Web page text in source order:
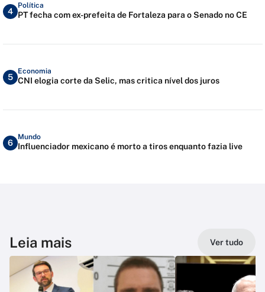
4
Política
PT fecha com ex-prefeita de Fortaleza para o Senado no CE
5
Economia
CNI elogia corte da Selic, mas critica nível dos juros
6
Mundo
Influenciador mexicano é morto a tiros enquanto fazia live
Leia mais Ver tudo